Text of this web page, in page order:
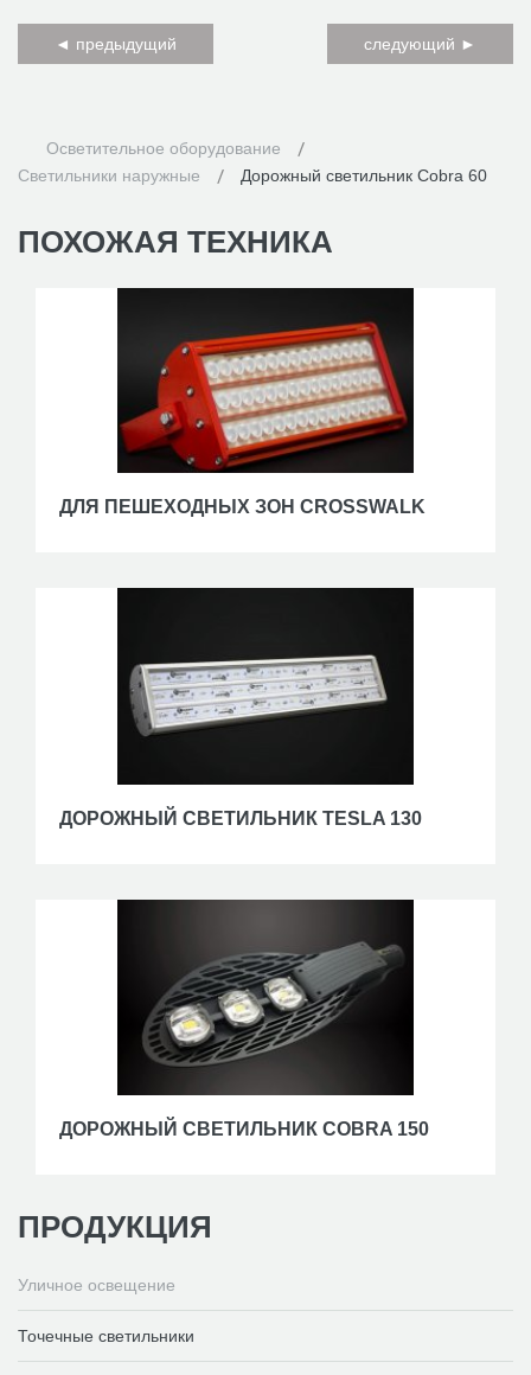
◄ предыдущий следующий ►
Осветительное оборудование
Светильники наружные
Дорожный светильник Cobra 60
ПОХОЖАЯ ТЕХНИКА
ДЛЯ ПЕШЕХОДНЫХ ЗОН CROSSWALK
ДОРОЖНЫЙ СВЕТИЛЬНИК TESLA 130
ДОРОЖНЫЙ СВЕТИЛЬНИК COBRA 150
ПРОДУКЦИЯ
Уличное освещение
Точечные светильники